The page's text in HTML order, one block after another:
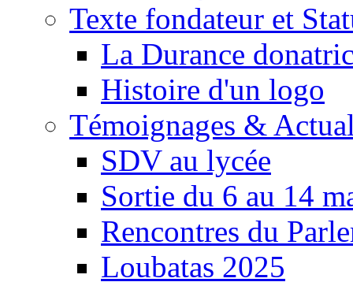
Texte fondateur et
La Durance
Histoire d'un logo
Témoignages &
SDV au lycée
Sortie du 6 au 14
Rencontres du
Loubatas 2025